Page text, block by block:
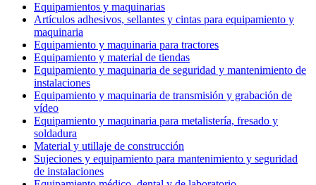
Equipamientos y maquinarias
Artículos adhesivos, sellantes y cintas para equipamiento y
maquinaria
Equipamiento y maquinaria para tractores
Equipamiento y material de tiendas
Equipamiento y maquinaria de seguridad y mantenimiento de
instalaciones
Equipamiento y maquinaria de transmisión y grabación de
vídeo
Equipamiento y maquinaria para metalistería, fresado y
soldadura
Material y utillaje de construcción
Sujeciones y equipamiento para mantenimiento y seguridad
de instalaciones